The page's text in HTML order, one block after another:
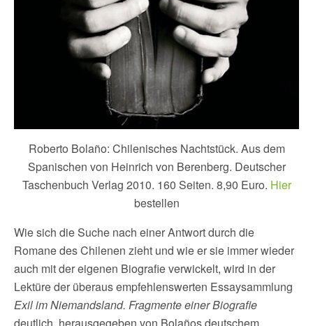
Roberto Bolaño: Chilenisches Nachtstück. Aus dem
Spanischen von Heinrich von Berenberg. Deutscher
Taschenbuch Verlag 2010. 160 Seiten. 8,90 Euro. Hier
bestellen
Wie sich die Suche nach einer Antwort durch die
Romane des Chilenen zieht und wie er sie immer wieder
auch mit der eigenen Biografie verwickelt, wird in der
Lektüre der überaus empfehlenswerten Essaysammlung
Exil im Niemandsland. Fragmente einer Biografie